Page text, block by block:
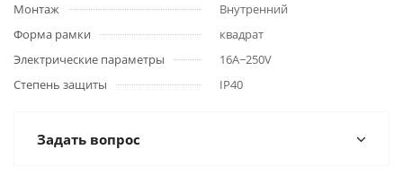
Монтаж
Внутренний
Форма рамки
квадрат
Электрические параметры
16А~250V
Степень защиты
IP40
Задать вопрос